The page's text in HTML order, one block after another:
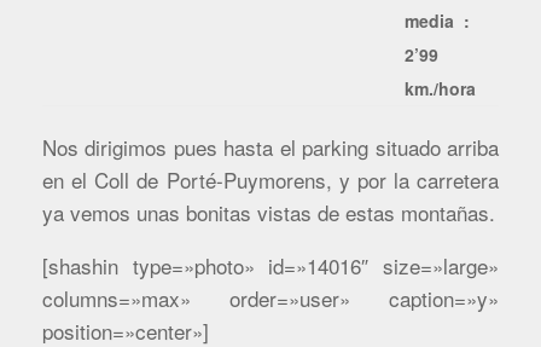
media :
2’99
km./hora
Nos dirigimos pues hasta el parking situado arriba
en el Coll de Porté-Puymorens, y por la carretera
ya vemos unas bonitas vistas de estas montañas.
[shashin type=»photo» id=»14016″ size=»large»
columns=»max» order=»user» caption=»y»
position=»center»]